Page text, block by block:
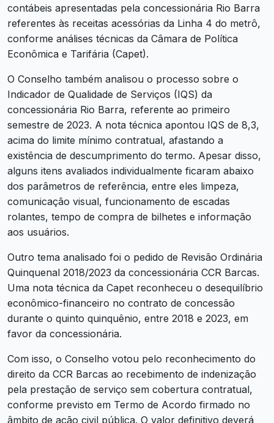
contábeis apresentadas pela concessionária Rio Barra
referentes às receitas acessórias da Linha 4 do metrô,
conforme análises técnicas da Câmara de Política
Econômica e Tarifária (Capet).
O Conselho também analisou o processo sobre o
Indicador de Qualidade de Serviços (IQS) da
concessionária Rio Barra, referente ao primeiro
semestre de 2023. A nota técnica apontou IQS de 8,3,
acima do limite mínimo contratual, afastando a
existência de descumprimento do termo. Apesar disso,
alguns itens avaliados individualmente ficaram abaixo
dos parâmetros de referência, entre eles limpeza,
comunicação visual, funcionamento de escadas
rolantes, tempo de compra de bilhetes e informação
aos usuários.
Outro tema analisado foi o pedido de Revisão Ordinária
Quinquenal 2018/2023 da concessionária CCR Barcas.
Uma nota técnica da Capet reconheceu o desequilíbrio
econômico-financeiro no contrato de concessão
durante o quinto quinquênio, entre 2018 e 2023, em
favor da concessionária.
Com isso, o Conselho votou pelo reconhecimento do
direito da CCR Barcas ao recebimento de indenização
pela prestação de serviço sem cobertura contratual,
conforme previsto em Termo de Acordo firmado no
âmbito de ação civil pública. O valor definitivo deverá